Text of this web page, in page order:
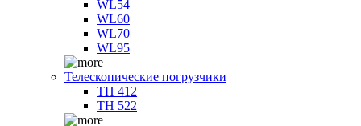
WL54
WL60
WL70
WL95
Телескопические погрузчики
TH 412
TH 522